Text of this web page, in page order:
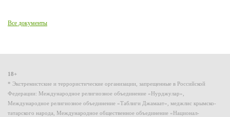
Все документы
18+
* Экстремистские и террористические организации, запрещенные в Российской
Федерации: Международное религиозное объединение «Нурджулар»,
Международное религиозное объединение «Таблиги Джамаат», меджлис крымско-
татарского народа, Международное общественное объединение «Национал-